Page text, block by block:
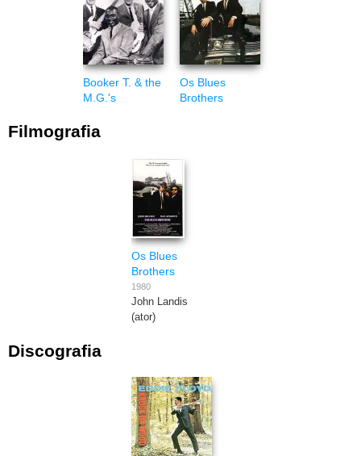
Booker T. & the
M.G.'s
Os Blues
Brothers
Filmografia
Os Blues
Brothers
1980
John Landis
(ator)
Discografia